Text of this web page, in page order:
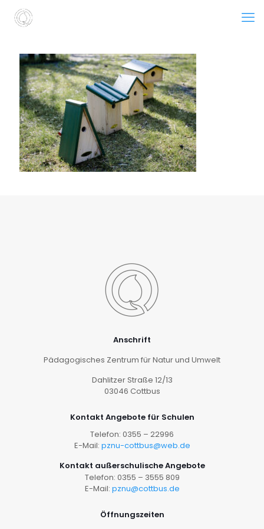
Anschrift
Pädagogisches Zentrum für Natur und Umwelt
Dahlitzer Straße 12/13
03046 Cottbus
Kontakt Angebote für Schulen
Telefon: 0355 – 22996
E-Mail: pznu-cottbus@web.de
Kontakt außerschulische Angebote
Telefon: 0355 – 3555 809
E-Mail: pznu@cottbus.de
Öffnungszeiten